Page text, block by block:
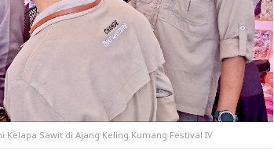
Sawit di Ajang Keling Kumang Festival IV